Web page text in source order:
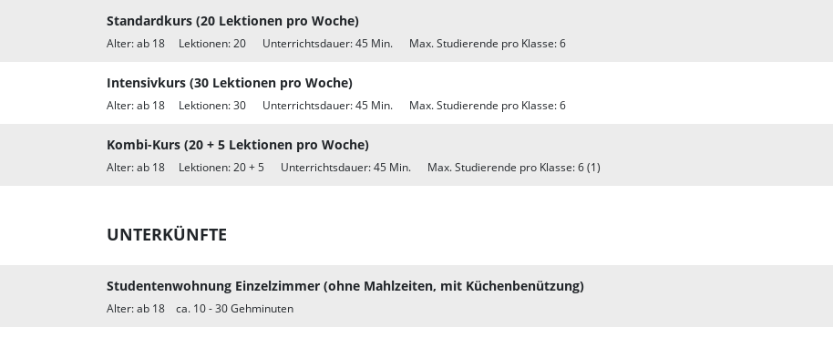
Standardkurs (20 Lektionen pro Woche)
Alter: ab 18 Lektionen: 20 Unterrichtsdauer: 45 Min. Max. Studierende pro Klasse: 6
Intensivkurs (30 Lektionen pro Woche)
Alter: ab 18 Lektionen: 30 Unterrichtsdauer: 45 Min. Max. Studierende pro Klasse: 6
Kombi-Kurs (20 + 5 Lektionen pro Woche)
Alter: ab 18 Lektionen: 20 + 5 Unterrichtsdauer: 45 Min. Max. Studierende pro Klasse: 6 (1)
UNTERKÜNFTE
Studentenwohnung Einzelzimmer (ohne Mahlzeiten, mit Küchenbenützung)
Alter: ab 18 ca. 10 - 30 Gehminuten